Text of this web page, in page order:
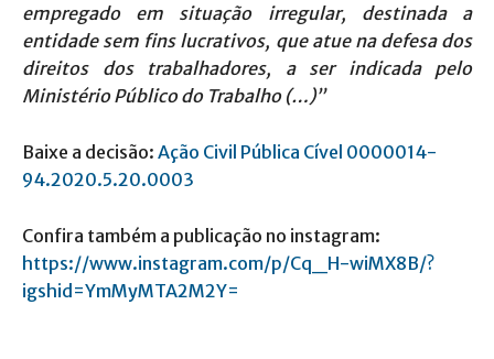
empregado em situação irregular, destinada a
entidade sem fins lucrativos, que atue na defesa dos
direitos dos trabalhadores, a ser indicada pelo
Ministério Público do Trabalho (…)”
Baixe a decisão: Ação Civil Pública Cível 0000014-
94.2020.5.20.0003
Confira também a publicação no instagram:
https://www.instagram.com/p/Cq_H-wiMX8B/?
igshid=YmMyMTA2M2Y=